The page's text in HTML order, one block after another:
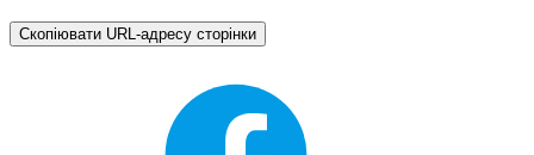
Скопіювати URL-адресу сторінки